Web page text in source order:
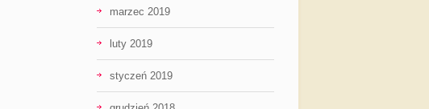
marzec 2019
luty 2019
styczeń 2019